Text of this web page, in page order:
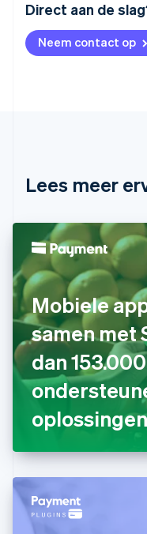
Direct aan de
Neem contact op
Lees meer
Mobiele
samen met
dan
oplossingen
English
België
NederlandsFrançais
Denemarken
Duitsland
Deutsch English
Estland
English
Finland
EnglishSvenska
Frankrijk
FrançaisEnglish
Gibraltar
English
Griekenland
Hongarije
Hongkong SAR,
English
India